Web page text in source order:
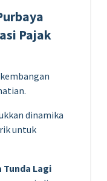
Pajak
dinamika
untuk
Tunda Lagi